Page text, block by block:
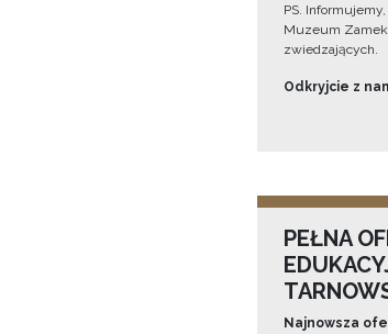
PS.
Muzeum
zwiedzających.
Odkryjcie z
PEŁNA
Najnowsza